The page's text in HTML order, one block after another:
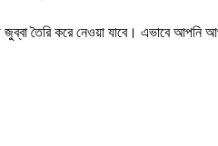
তৈরি করে নেওয়া যাবে। এভাবে আপনি